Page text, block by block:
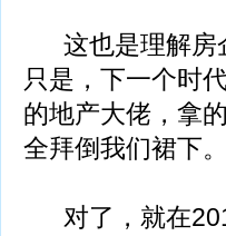
这也是理解房
只是，下一个时
的地产大佬，拿
全拜倒我们裙下。
对了，就在